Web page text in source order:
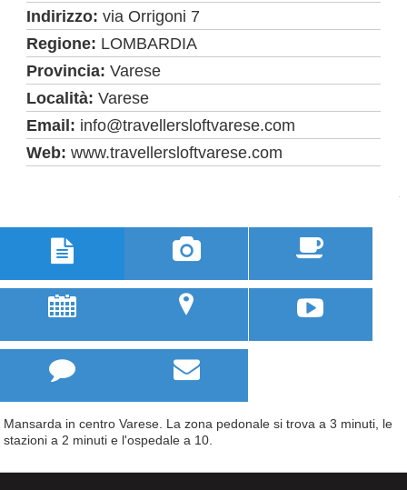
Indirizzo:via Orrigoni 7
Regione: LOMBARDIA
Provincia:Varese
Località:Varese
Email: info@travellersloftvarese.com
Web:www.travellersloftvarese.com
  
; u 
 
Mansarda in centro Varese. La zona pedonale si trova a 3 minuti, le
stazioni a 2 minuti e l'ospedale a 10.